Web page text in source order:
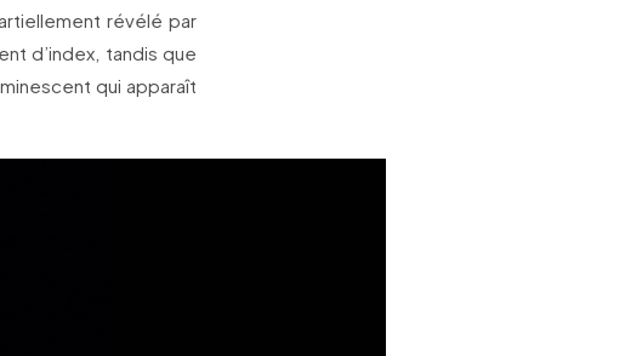
révélé par
d’index, tandis que
qui apparaît